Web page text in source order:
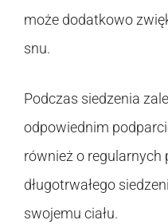
może dodatkowo
snu.
Podczas siedzenia
odpowiednim
również o regularnych
długotrwałego
swojemu ciału.